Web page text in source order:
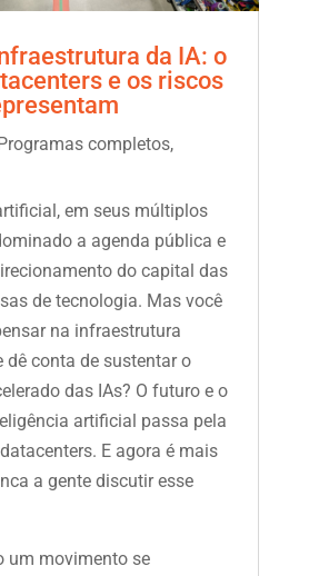
da IA: o
e os riscos
completos,
em seus múltiplos
a agenda pública e
do capital das
de tecnologia. Mas você
na infraestrutura
dê conta de sustentar o
das IAs? O futuro e o
artificial passa pela
E agora é mais
a gente discutir esse
um movimento se